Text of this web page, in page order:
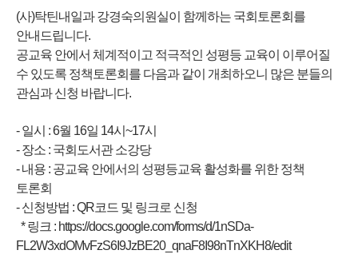
(사)탁틴내일과 강경숙의원실이 함께하는 국회토론회를
안내드립니다.
공교육 안에서 체계적이고 적극적인 성평등 교육이 이루어질
수 있도록 정책토론회를 다음과 같이 개최하오니 많은 분들의
관심과 신청 바랍니다.
- 일시 : 6월 16일 14시~17시
- 장소 : 국회도서관 소강당
- 내용 : 공교육 안에서의 성평등교육 활성화를 위한 정책
토론회
- 신청방법 : QR코드 및 링크로 신청
* 링크 : https://docs.google.com/forms/d/1nSDa-
FL2W3xdOMvFzS6I9JzBE20_qnaF8I98nTnXKH8/edit